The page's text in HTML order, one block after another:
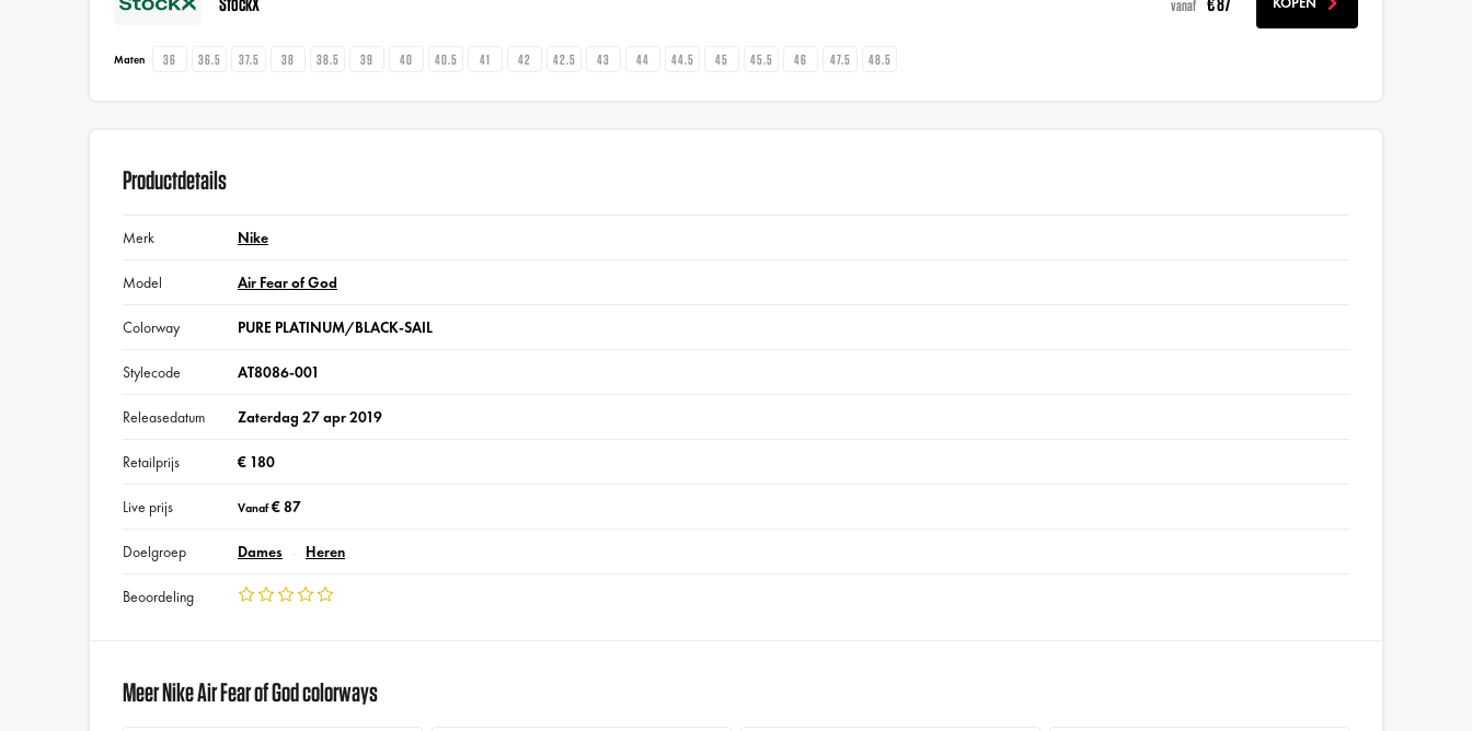
vanaf
Maten 36 36.5 37.5 38 38.5 39 40 40.5 41 42 42.5 43 44 44.5 45 45.5 46 47.5 48.5
Productdetails
Merk Nike
Model Air Fear of God
Colorway PURE PLATINUM/BLACK-SAIL
Stylecode AT8086-001
Releasedatum Zaterdag 27 apr 2019
Retailprijs € 180
Live prijs Vanaf€ 87
Doelgroep Dames Heren
Beoordeling
Meer Nike Air Fear of God colorways